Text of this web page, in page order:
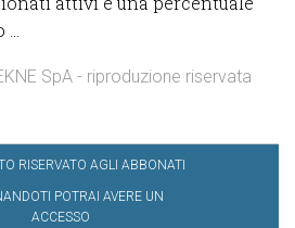
SpA - riproduzione riservata
RISERVATO AGLI ABBONATI
POTRAI AVERE UN
ACCESSO